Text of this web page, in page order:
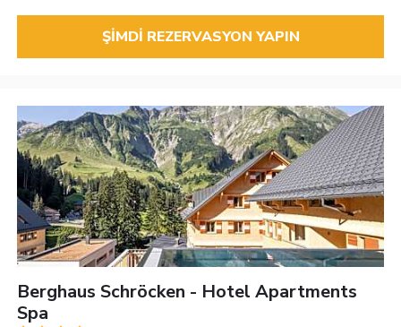
ŞIMDI REZERVASYON YAPIN
Berghaus Schröcken - Hotel Apartments
Spa